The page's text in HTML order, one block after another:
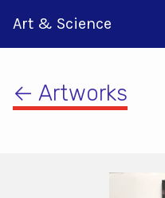
Art & Science
← Artworks